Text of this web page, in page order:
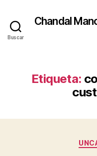
Buscar
Chandal
Etiqueta: